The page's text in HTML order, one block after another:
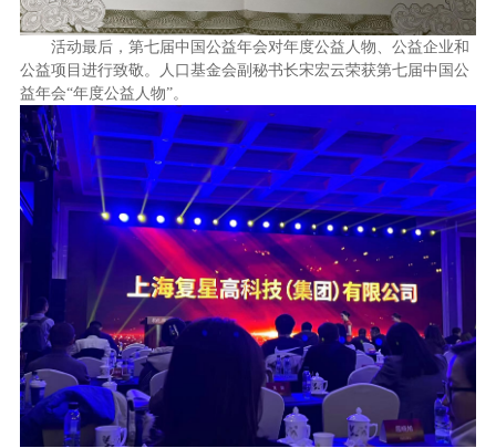
活动最后，第七届中国公益年会对年度公益人物、公益企业和
公益项目进行致敬。人口基金会副秘书长宋宏云荣获第七届中国公
益年会“年度公益人物”。